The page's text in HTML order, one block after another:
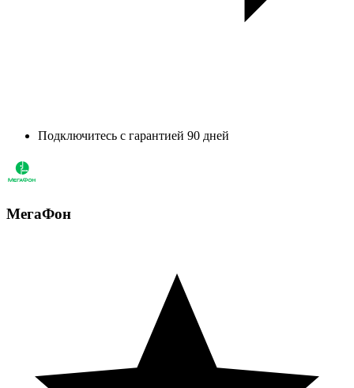
Подключитесь с гарантией 90 дней
МегаФон